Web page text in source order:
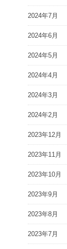
2024年7月
2024年6月
2024年5月
2024年4月
2024年3月
2024年2月
2023年12月
2023年11月
2023年10月
2023年9月
2023年8月
2023年7月